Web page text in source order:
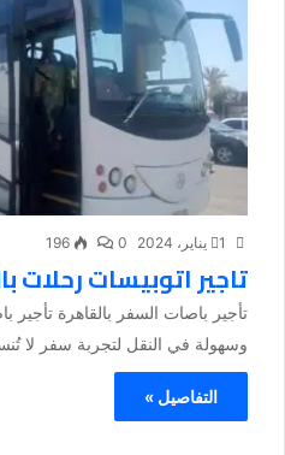
1 يناير، 2024 0
196
تاجير اتوبيسات رحلات
تأجير باصات السفر بالقاهرة تأجير
وسهولة في النقل لتجربة سفر لا
التفاصيل »